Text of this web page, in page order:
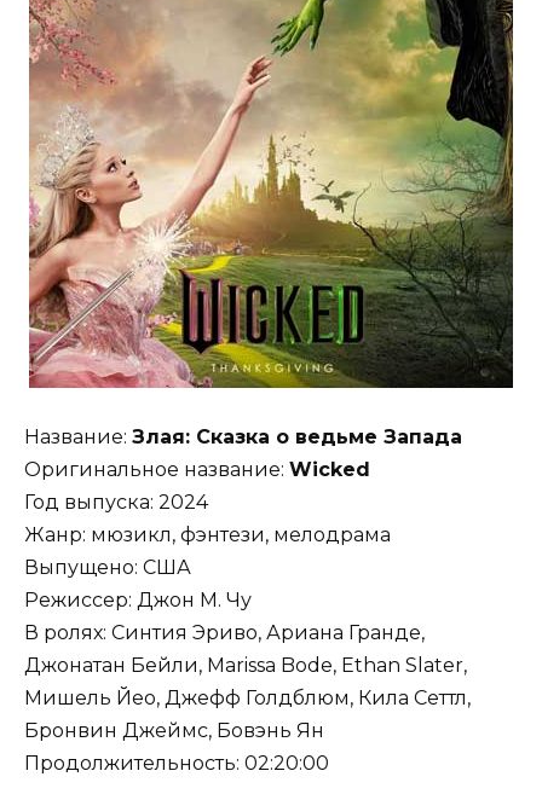
Название: Злая: Сказка о ведьме Запада
Оригинальное название: Wicked
Год выпуска: 2024
Жанр: мюзикл, фэнтези, мелодрама
Выпущено: США
Режиссер: Джон М. Чу
В ролях: Синтия Эриво, Ариана Гранде,
Джонатан Бейли, Marissa Bode, Ethan Slater,
Мишель Йео, Джефф Голдблюм, Кила Сеттл,
Бронвин Джеймс, Бовэнь Ян
Продолжительность: 02:20:00